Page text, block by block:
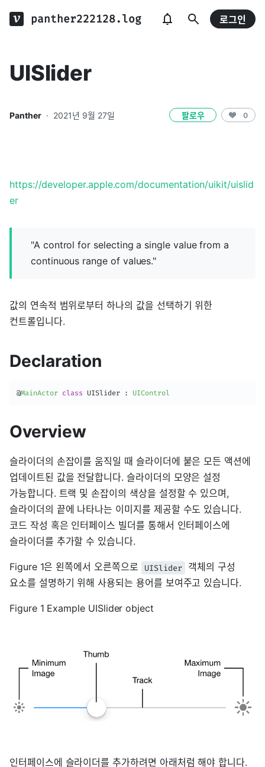
panther222128.log 로그인
UISlider
Panther · 2021년 9월 27일 팔로우 0
https://developer.apple.com/documentation/uikit/uislid
er
"A control for selecting a single value from a
continuous range of values."
값의 연속적 범위로부터 하나의 값을 선택하기 위한
컨트롤입니다.
Declaration
@MainActor class UISlider : UIControl
Overview
슬라이더의 손잡이를 움직일 때 슬라이더에 붙은 모든 액션에
업데이트된 값을 전달합니다. 슬라이더의 모양은 설정
가능합니다. 트랙 및 손잡이의 색상을 설정할 수 있으며,
슬라이더의 끝에 나타나는 이미지를 제공할 수도 있습니다.
코드 작성 혹은 인터페이스 빌더를 통해서 인터페이스에
슬라이더를 추가할 수 있습니다.
Figure 1은 왼쪽에서 오른쪽으로 UISlider
객체의 구성
요소를 설명하기 위해 사용되는 용어를 보여주고 있습니다.
Figure 1 Example UISlider object
인터페이스에 슬라이더를 추가하려면 아래처럼 해야 합니다.